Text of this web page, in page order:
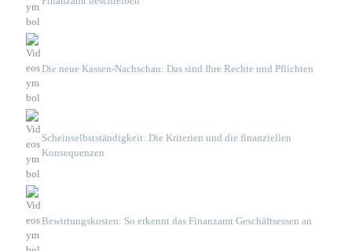
Die neue Kassen-Nachschau: Das sind Ihre Rechte und Pflichten
Scheinselbstständigkeit: Die Kriterien und die finanziellen
Konsequenzen
Bewirtungskosten: So erkennt das Finanzamt Geschäftsessen an